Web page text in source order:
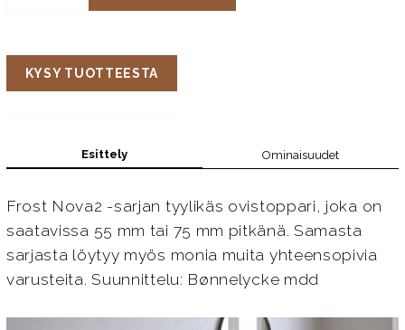
KYSY TUOTTEESTA
Esittely Ominaisuudet
Frost Nova2 -sarjan tyylikäs ovistoppari, joka on
saatavissa 55 mm tai 75 mm pitkänä. Samasta
sarjasta löytyy myös monia muita yhteensopivia
varusteita. Suunnittelu: Bønnelycke mdd